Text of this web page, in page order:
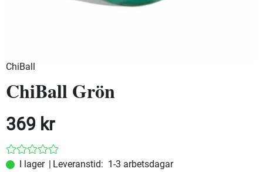
ChiBall
ChiBall Grön
369 kr
| Leveranstid: 1-3 arbetsdagar